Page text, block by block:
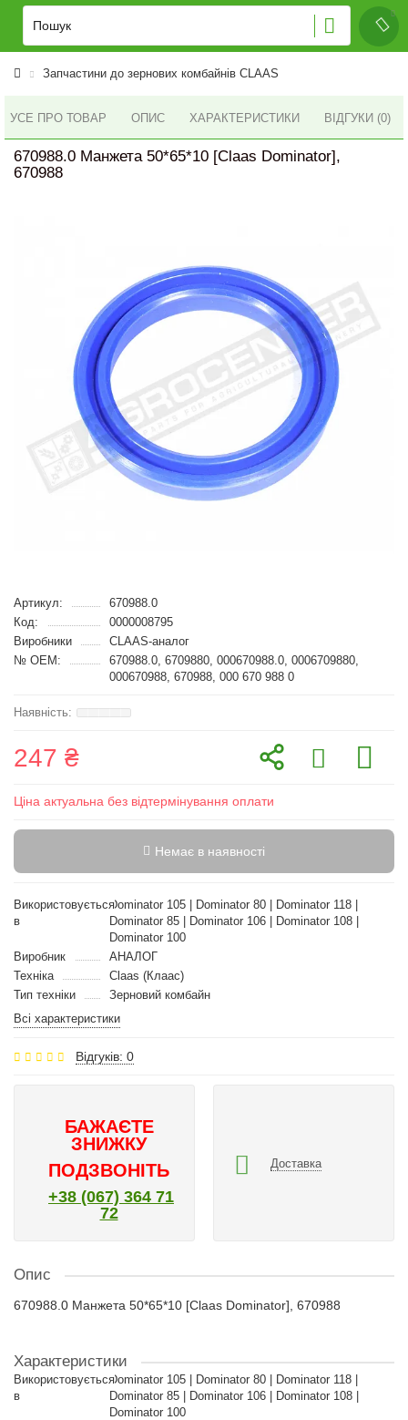
Запчастини до зернових комбайнів CLAAS
УСЕ ПРО ТОВАР ОПИС ХАРАКТЕРИСТИКИ ВІДГУКИ (0)
670988.0 Манжета 50*65*10 [Claas Dominator],
670988
Артикул:
670988.0
Код:
0000008795
Виробники
CLAAS-аналог
№ OEM:
670988.0, 6709880, 000670988.0, 0006709880,
000670988, 670988, 000 670 988 0
247 ₴
Ціна актуальна без відтермінування оплати
Немає в наявності
Використовується
в
Dominator 105 | Dominator 80 | Dominator 118 |
Dominator 85 | Dominator 106 | Dominator 108 |
Dominator 100
Виробник
АНАЛОГ
Техніка
Claas (Клаас)
Тип техніки
Зерновий комбайн
Всі характеристики
Відгуків: 0
БАЖАЄТЕ
ЗНИЖКУ
ПОДЗВОНІТЬ
+38 (067) 364 71
72
Доставка
Опис
670988.0 Манжета 50*65*10 [Claas Dominator], 670988
Характеристики
Використовується
в
Dominator 105 | Dominator 80 | Dominator 118 |
Dominator 85 | Dominator 106 | Dominator 108 |
Dominator 100